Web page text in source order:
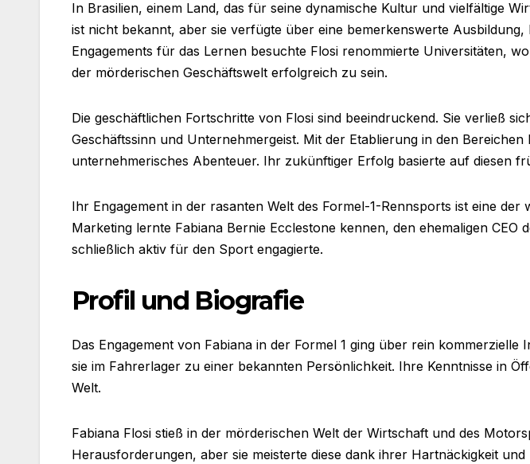
In Brasilien, einem Land, das für seine dynamische Kultur und vielfältige
ist nicht bekannt, aber sie verfügte über eine bemerkenswerte
Engagements für das Lernen besuchte Flosi renommierte Universitäten,
der mörderischen Geschäftswelt erfolgreich zu sein.
Die geschäftlichen Fortschritte von Flosi sind beeindruckend. Sie verließ
Geschäftssinn und Unternehmergeist. Mit der Etablierung in den
unternehmerisches Abenteuer. Ihr zukünftiger Erfolg basierte auf diesen
Ihr Engagement in der rasanten Welt des Formel-1-Rennsports ist eine
Marketing lernte Fabiana Bernie Ecclestone kennen, den ehemaligen
schließlich aktiv für den Sport engagierte.
Profil und Biografie
Das Engagement von Fabiana in der Formel 1 ging über rein
sie im Fahrerlager zu einer bekannten Persönlichkeit. Ihre Kenntnisse in
Welt.
Fabiana Flosi stieß in der mörderischen Welt der Wirtschaft und des
Herausforderungen, aber sie meisterte diese dank ihrer Hartnäckigkeit